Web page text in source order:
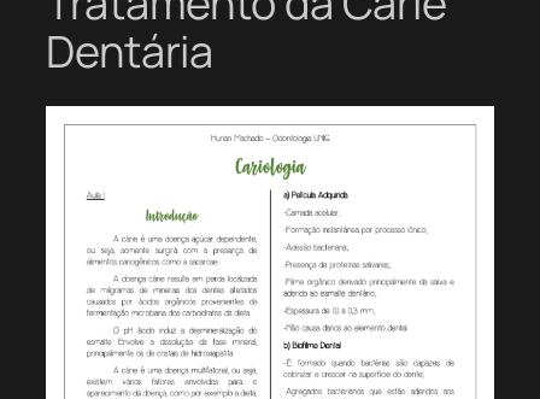
Dentária